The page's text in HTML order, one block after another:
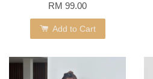
RM 99.00
Add to Cart